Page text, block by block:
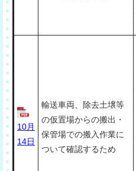
10月
14日
輸送車両、除去土壌等
の仮置場からの搬出・
保管場での搬入作業に
ついて確認するため